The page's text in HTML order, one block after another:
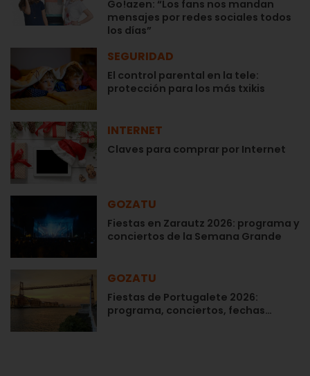
Go!azen: “Los fans nos mandan
mensajes por redes sociales todos
los días”
SEGURIDAD
El control parental en la tele:
protección para los más txikis
INTERNET
Claves para comprar por Internet
GOZATU
Fiestas en Zarautz 2026: programa y
conciertos de la Semana Grande
GOZATU
Fiestas de Portugalete 2026:
programa, conciertos, fechas…